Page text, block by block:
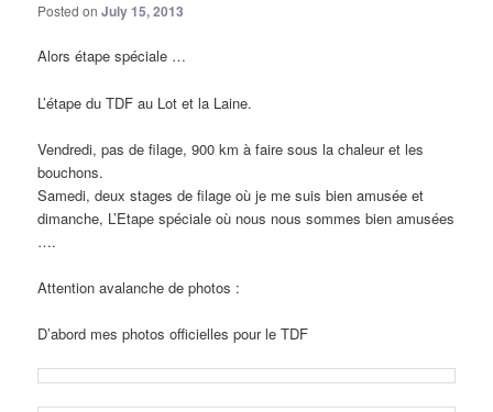
Posted onJuly 15, 2013
Alors étape spéciale …
L’étape du TDF au Lot et la Laine.
Vendredi, pas de filage, 900 km à faire sous la chaleur et les
bouchons.
Samedi, deux stages de filage où je me suis bien amusée et
dimanche, L’Etape spéciale où nous nous sommes bien amusées
….
Attention avalanche de photos :
D’abord mes photos officielles pour le TDF